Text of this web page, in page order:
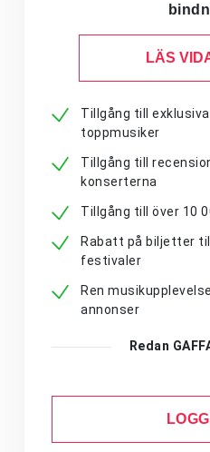
LÄS
Tillgång till
toppmusiker
Tillgång till
konserterna
Tillgång till över 10
Rabatt på biljetter
festivaler
Ren
annonser
Redan